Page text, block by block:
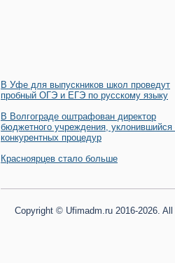
В Уфе для выпускников школ проведут
пробный ОГЭ и ЕГЭ по русскому языку
В Волгограде оштрафован директор
бюджетного учреждения, уклонившийся
конкурентных процедур
Красноярцев стало больше
Copyright © Ufimadm.ru 2016-2026.